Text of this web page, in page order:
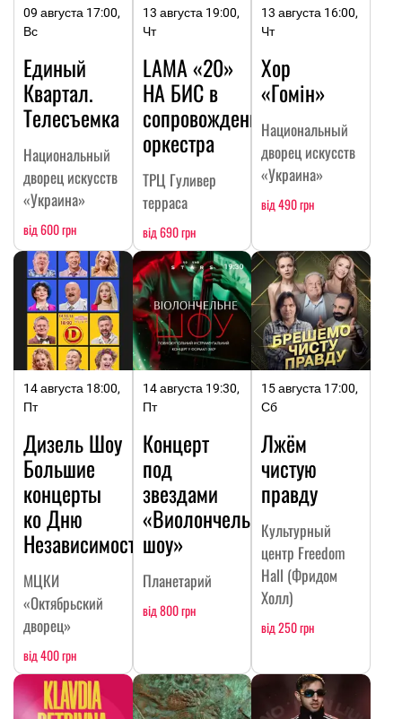
09 августа 17:00,
Вс
Единый
Квартал.
Телесъемка
Национальный
дворец искусств
«Украина»
від 600 грн
13 августа 19:00,
Чт
LAMA «20»
НА БИC в
сопровождении
оркестра
ТРЦ Гуливер
терраса
від 690 грн
13 августа 16:00,
Чт
Хор
«Гомін»
Национальный
дворец искусств
«Украина»
від 490 грн
14 августа 18:00,
Пт
Дизель Шоу
Большие
концерты
ко Дню
Независимости
МЦКИ
«Октябрьский
дворец»
від 400 грн
14 августа 19:30,
Пт
Концерт
под
звездами
«Виолончельное
шоу»
Планетарий
від 800 грн
15 августа 17:00,
Сб
Лжём
чистую
правду
Культурный
центр Freedom
Hall (Фридом
Холл)
від 250 грн